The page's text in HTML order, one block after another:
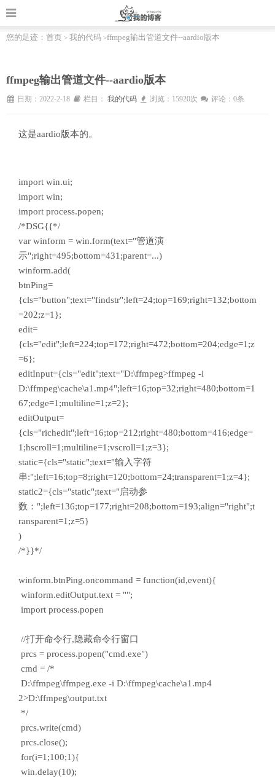
您的足迹： 首页 > 我的代码 >ffmpeg输出管道文件--aardio版本
ffmpeg输出管道文件--aardio版本
日期：2022-2-18 栏目： 我的代码 浏览：15920次 评论：0条
这是aardio版本的。
import win.ui;
import win;
import process.popen;
/*DSG{{*/
var winform = win.form(text="管道演
示";right=495;bottom=431;parent=...)
winform.add(
btnPing=
{cls="button";text="findstr";left=24;top=169;right=132;bottom
=202;z=1};
edit=
{cls="edit";left=224;top=172;right=472;bottom=204;edge=1;z
=6};
editInput={cls="edit";text="D:\ffmpeg>ffmpeg -i
D:\ffmpeg\cache\a1.mp4";left=16;top=32;right=480;bottom=1
67;edge=1;multiline=1;z=2};
editOutput=
{cls="richedit";left=16;top=212;right=480;bottom=416;edge=
1;hscroll=1;multiline=1;vscroll=1;z=3};
static={cls="static";text="输入字符
串:";left=16;top=8;right=120;bottom=24;transparent=1;z=4};
static2={cls="static";text="启动参
数：";left=136;top=177;right=208;bottom=193;align="right";t
ransparent=1;z=5}
)
/*}}*/
winform.btnPing.oncommand = function(id,event){
winform.editOutput.text = "";
import process.popen
//打开命令行,隐藏命令行窗口
prcs = process.popen("cmd.exe")
cmd = /*
D:\ffmpeg\ffmpeg.exe -i D:\ffmpeg\cache\a1.mp4
2>D:\ffmpeg\output.txt
*/
prcs.write(cmd)
prcs.close();
for(i=1;100;1){
win.delay(10);